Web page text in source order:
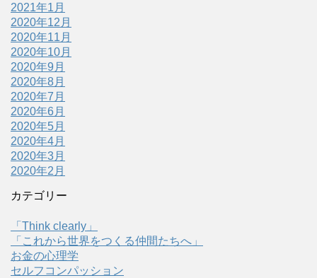
2021年1月
2020年12月
2020年11月
2020年10月
2020年9月
2020年8月
2020年7月
2020年6月
2020年5月
2020年4月
2020年3月
2020年2月
カテゴリー
「Think clearly」
「これから世界をつくる仲間たちへ」
お金の心理学
セルフコンパッション